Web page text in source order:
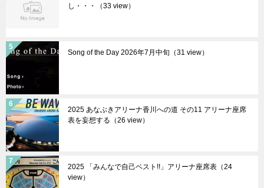
し・・・（33 view）
Song of the Day 2026年7月中旬（31 view）
2025 あなぶきアリーナ香川への道 その11 アリーナ座席
表を妄想する（26 view）
2025 「みんなで自己ベスト!!」アリーナ座席表（24
view）